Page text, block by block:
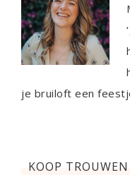
je bruiloft een
KOOP TROUWEN